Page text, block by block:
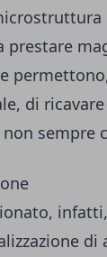
prestare
di
sempre